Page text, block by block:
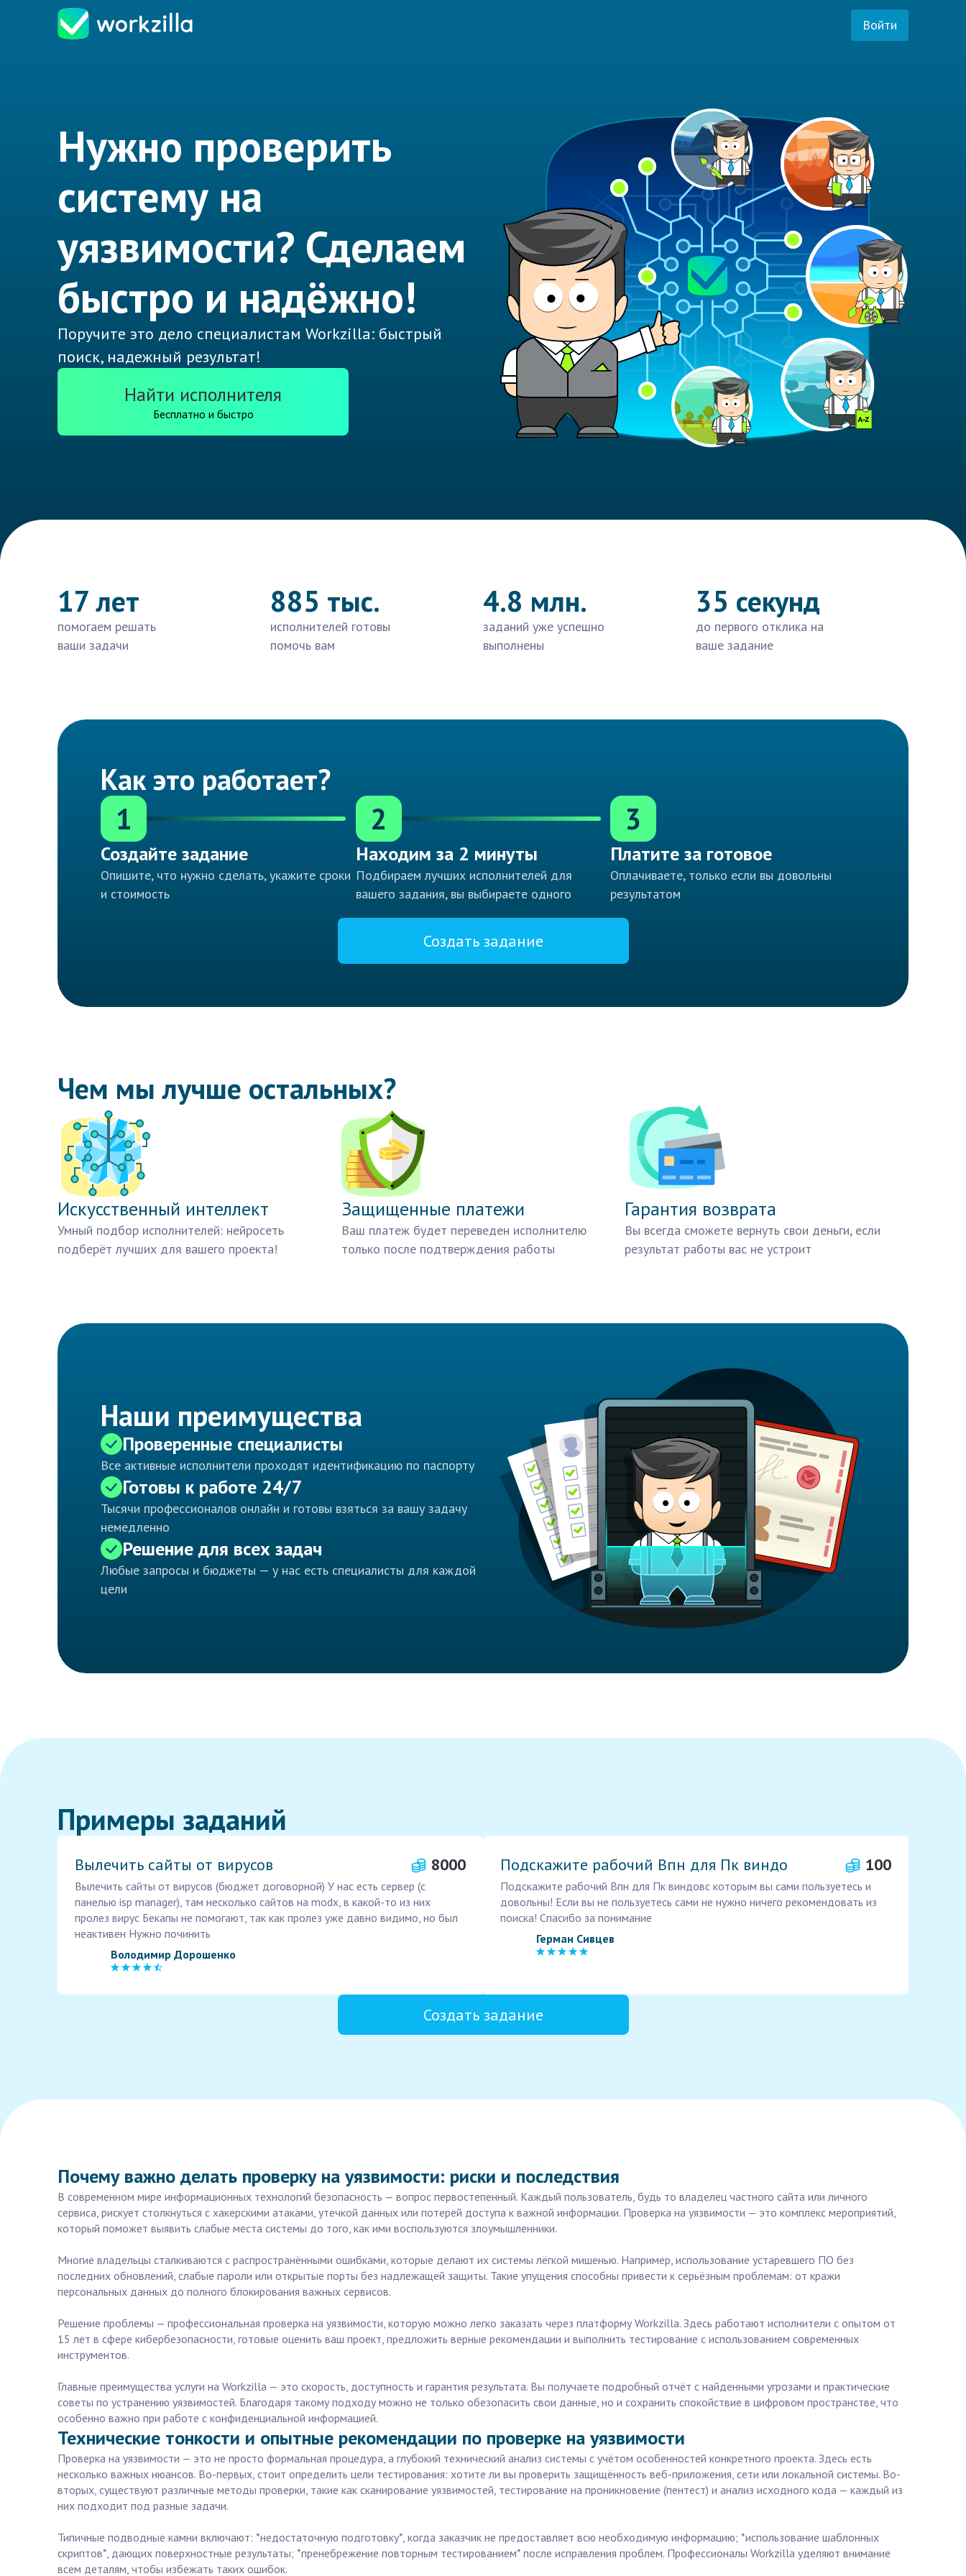
Войти
Нужно проверить
систему на
уязвимости? Сделаем
быстро и надёжно!
Поручите это дело специалистам Workzilla: быстрый
поиск, надежный результат!
Найти исполнителя
Бесплатно и быстро
17 лет
помогаем решать
ваши задачи
885 тыс.
исполнителей готовы
помочь вам
4.8 млн.
заданий уже успешно
выполнены
35 секунд
до первого отклика на
ваше задание
Как это работает?
1
Создайте задание
Опишите, что нужно сделать, укажите сроки
и стоимость
2
Находим за 2 минуты
Подбираем лучших исполнителей для
вашего задания, вы выбираете одного
3
Платите за готовое
Оплачиваете, только если вы довольны
результатом
Создать задание
Чем мы лучше остальных?
Искусственный интеллект
Умный подбор исполнителей: нейросеть
подберёт лучших для вашего проекта!
Защищенные платежи
Ваш платеж будет переведен исполнителю
только после подтверждения работы
Гарантия возврата
Вы всегда сможете вернуть свои деньги, если
результат работы вас не устроит
Наши преимущества
Проверенные специалисты
Все активные исполнители проходят идентификацию по паспорту
Готовы к работе 24/7
Тысячи профессионалов онлайн и готовы взяться за вашу задачу
немедленно
Решение для всех задач
Любые запросы и бюджеты — у нас есть специалисты для каждой
цели
Примеры заданий
Вылечить сайты от вирусов 8000
Вылечить сайты от вирусов (бюджет договорной) У нас есть сервер (с
панелью isp manager), там несколько сайтов на modx, в какой-то из них
пролез вирус Бекапы не помогают, так как пролез уже давно видимо, но был
неактивен Нужно починить
Володимир Дорошенко
Подскажите рабочий Впн для Пк виндо 100
Подскажите рабочий Впн для Пк виндовс которым вы сами пользуетесь и
довольны! Если вы не пользуетесь сами не нужно ничего рекомендовать из
поиска! Спасибо за понимание
Герман Сивцев
Создать задание
Почему важно делать проверку на уязвимости: риски и последствия
В современном мире информационных технологий безопасность — вопрос первостепенный. Каждый пользователь, будь то владелец частного сайта или личного
сервиса, рискует столкнуться с хакерскими атаками, утечкой данных или потерей доступа к важной информации. Проверка на уязвимости — это комплекс мероприятий,
который поможет выявить слабые места системы до того, как ими воспользуются злоумышленники.
Многие владельцы сталкиваются с распространёнными ошибками, которые делают их системы лёгкой мишенью. Например, использование устаревшего ПО без
последних обновлений, слабые пароли или открытые порты без надлежащей защиты. Такие упущения способны привести к серьёзным проблемам: от кражи
персональных данных до полного блокирования важных сервисов.
Решение проблемы — профессиональная проверка на уязвимости, которую можно легко заказать через платформу Workzilla. Здесь работают исполнители с опытом от
15 лет в сфере кибербезопасности, готовые оценить ваш проект, предложить верные рекомендации и выполнить тестирование с использованием современных
инструментов.
Главные преимущества услуги на Workzilla — это скорость, доступность и гарантия результата. Вы получаете подробный отчёт с найденными угрозами и практические
советы по устранению уязвимостей. Благодаря такому подходу можно не только обезопасить свои данные, но и сохранить спокойствие в цифровом пространстве, что
особенно важно при работе с конфиденциальной информацией.
Технические тонкости и опытные рекомендации по проверке на уязвимости
Проверка на уязвимости — это не просто формальная процедура, а глубокий технический анализ системы с учётом особенностей конкретного проекта. Здесь есть
несколько важных нюансов. Во-первых, стоит определить цели тестирования: хотите ли вы проверить защищённость веб-приложения, сети или локальной системы. Во-
вторых, существуют различные методы проверки, такие как сканирование уязвимостей, тестирование на проникновение (пентест) и анализ исходного кода — каждый из
них подходит под разные задачи.
Типичные подводные камни включают: *недостаточную подготовку*, когда заказчик не предоставляет всю необходимую информацию; *использование шаблонных
скриптов*, дающих поверхностные результаты; *пренебрежение повторным тестированием* после исправления проблем. Профессионалы Workzilla уделяют внимание
всем деталям, чтобы избежать таких ошибок.